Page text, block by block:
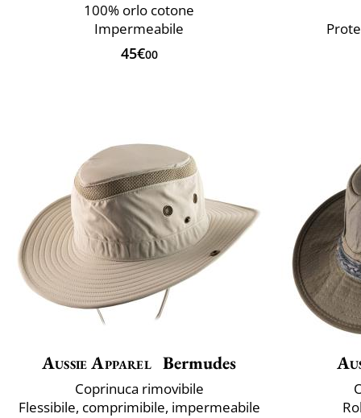
100% orlo cotone
Impermeabile
45€00
Aussie Apparel Bermudes
Coprinuca rimovibile
Flessibile, comprimibile, impermeabile